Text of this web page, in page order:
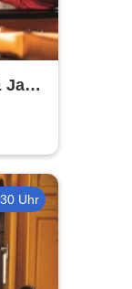
Jazz
Uhr